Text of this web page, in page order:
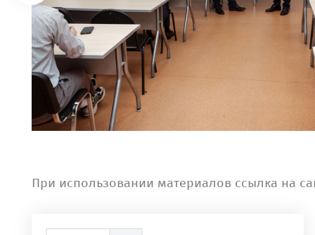
При использовании материалов ссылка на